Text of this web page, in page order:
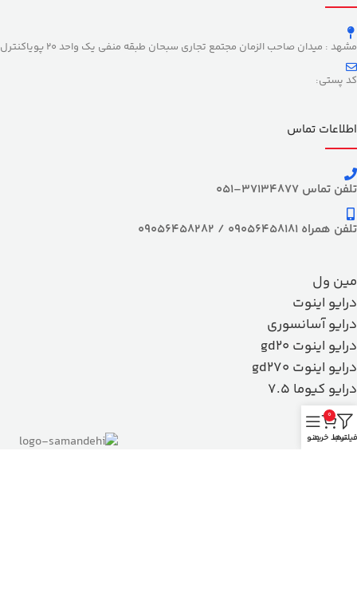
مشهد : میدان صاحب الزمان مجتمع تجاری سبحان طبقه منفی یک واحد 20 پویاکنترل
کد پستی:
اطلاعات تماس
تلفن تماس 37134877–051
تلفن همراه 09056458181 / 09056458282
مین ول
درایو اینوت
درایو آسانسوری
درایو اینوت gd20
درایو اینوت gd270
درایو کیوما 7.5
فیلترها
0
سبد خریدمنو